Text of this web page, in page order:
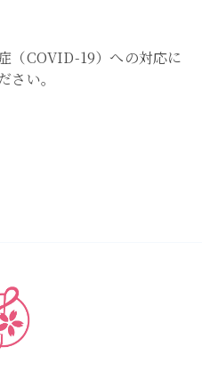
（COVID-19）への対応に
さい。